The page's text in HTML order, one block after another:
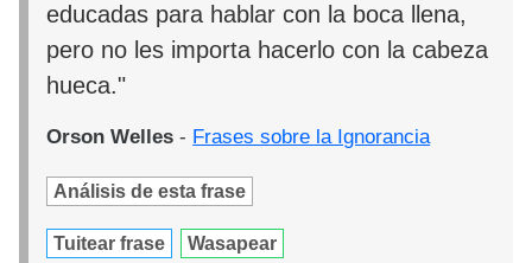
educadas para hablar con la boca llena,
pero no les importa hacerlo con la cabeza
hueca."
Orson Welles - Frases sobre la Ignorancia
Análisis de esta frase
Tuitear frase Wasapear